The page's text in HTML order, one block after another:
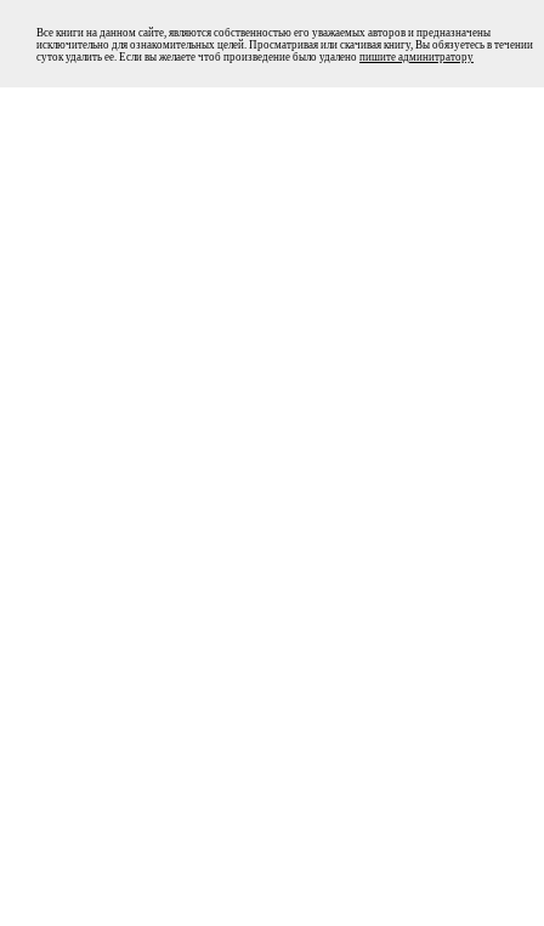
Все книги на данном сайте, являются собственностью его уважаемых авторов и предназначены
исключительно для ознакомительных целей. Просматривая или скачивая книгу, Вы обязуетесь в течении
суток удалить ее. Если вы желаете чтоб произведение было удалено пишите админитратору